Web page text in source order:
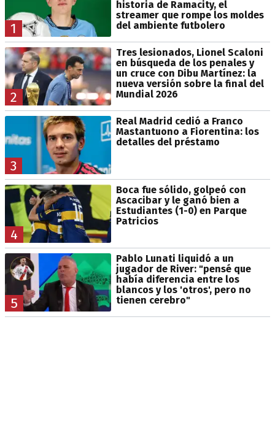
1
historia de Ramacity, el
streamer que rompe los moldes
del ambiente futbolero
2
Tres lesionados, Lionel Scaloni
en búsqueda de los penales y
un cruce con Dibu Martínez: la
nueva versión sobre la final del
Mundial 2026
3
Real Madrid cedió a Franco
Mastantuono a Fiorentina: los
detalles del préstamo
4
Boca fue sólido, golpeó con
Ascacibar y le ganó bien a
Estudiantes (1-0) en Parque
Patricios
5
Pablo Lunati liquidó a un
jugador de River: "pensé que
había diferencia entre los
blancos y los 'otros', pero no
tienen cerebro"